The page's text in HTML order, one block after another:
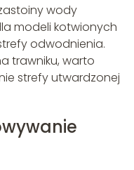
wody
modeli kotwionych
odwodnienia.
trawniku, warto
strefy utwardzonej